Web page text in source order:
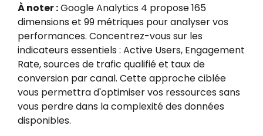
À noter :Google Analytics 4 propose 165
dimensions et 99 métriques pour analyser vos
performances. Concentrez-vous sur les
indicateurs essentiels : Active Users, Engagement
Rate, sources de trafic qualifié et taux de
conversion par canal. Cette approche ciblée
vous permettra d'optimiser vos ressources sans
vous perdre dans la complexité des données
disponibles.